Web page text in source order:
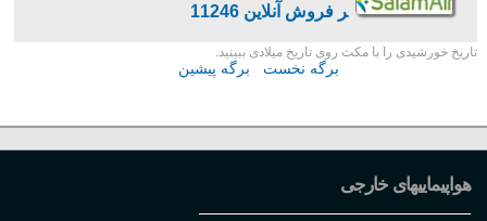
ر فروش آنلاین 11246
تاریخ خورشیدی را با مکث روی تاریخ میلادی ببینید.
برگه نخست برگه پیشین
هواپیماییهای خارجی